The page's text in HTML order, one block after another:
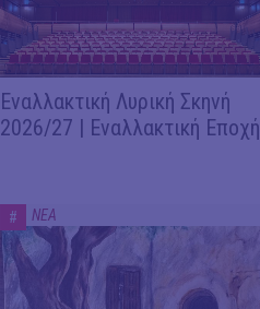
Εναλλακτική Λυρική Σκηνή
2026/27 | Εναλλακτική Εποχή
# ΝΕΑ